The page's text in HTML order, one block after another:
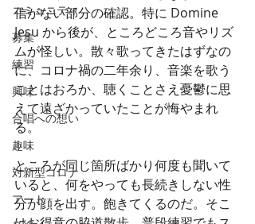
コミュニティ
募集
練習
興味
合唱への想い
趣味
対新型コロナ
アート
信がない部分の確認。特に Domine
Jesu から後が、ところどころ音やリズ
ムが怪しい。散々歌ってきたはずなの
に、コロナ禍の二年余り、音楽を歌う
ことはおろか、聴くことさえ憂鬱に思
えて遠ざかっていたことが悔やまれ
る。
ところが同じ箇所ばかり何度も聞いて
いると、何をやっても長続きしない性
分が顔を出す。飽きてくるのだ。そこ